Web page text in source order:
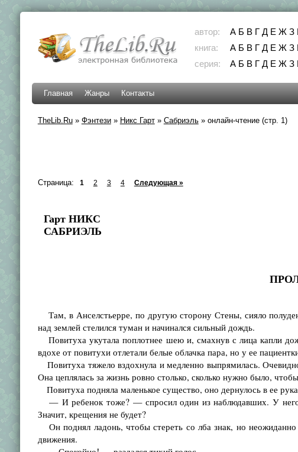
автор: А Б В Г Д Е Ж З
книга:
А Б В Г Д Е Ж З
серия:
А Б В Г Д Е Ж З
Главная Жанры Контакты
TheLib.Ru» Фэнтези» Никс Гарт» Сабриэль» онлайн-чтение (стр. 1)
Страница: 1 2 3 4 Следующая »
Гарт НИКС
САБРИЭЛЬ
Там, в Анселстьерре, по другую сторону Стены, сияло
над землей стелился туман и начинался сильный дождь.
Повитуха укутала поплотнее шею и, смахнув с лица капли
вдохе от повитухи отлетали белые облачка пара, но у ее
Повитуха тяжело вздохнула и медленно выпрямилась.
Она цеплялась за жизнь ровно столько, сколько нужно было,
Повитуха подняла маленькое существо, оно дернулось в ее
— И ребенок тоже? — спросил один из наблюдавших. У
Значит, крещения не будет?
Он поднял ладонь, чтобы стереть со лба знак, но неожиданно
движения.